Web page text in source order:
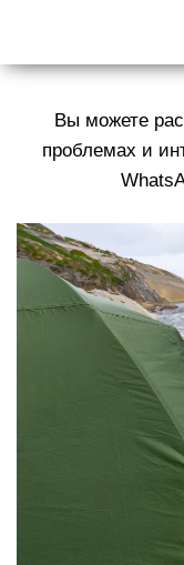
Вы можете
проблемах и